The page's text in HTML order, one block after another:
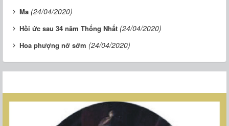
Ma (24/04/2020)
Hồi ức sau 34 năm Thống Nhất (24/04/2020)
Hoa phượng nở sớm (24/04/2020)